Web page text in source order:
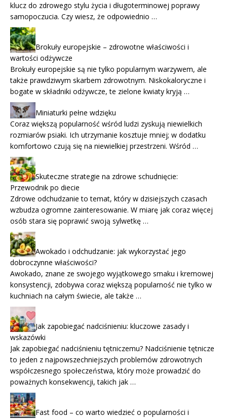
klucz do zdrowego stylu życia i długoterminowej poprawy
samopoczucia. Czy wiesz, że odpowiednio …
Brokuły europejskie – zdrowotne właściwości i
wartości odżywcze
Brokuły europejskie są nie tylko popularnym warzywem, ale
także prawdziwym skarbem zdrowotnym. Niskokaloryczne i
bogate w składniki odżywcze, te zielone kwiaty kryją …
Miniaturki pełne wdzięku
Coraz większą popularność wśród ludzi zyskują niewielkich
rozmiarów psiaki. Ich utrzymanie kosztuje mniej; w dodatku
komfortowo czują się na niewielkiej przestrzeni. Wśród …
Skuteczne strategie na zdrowe schudnięcie:
Przewodnik po diecie
Zdrowe odchudzanie to temat, który w dzisiejszych czasach
wzbudza ogromne zainteresowanie. W miarę jak coraz więcej
osób stara się poprawić swoją sylwetkę …
Awokado i odchudzanie: jak wykorzystać jego
dobroczynne właściwości?
Awokado, znane ze swojego wyjątkowego smaku i kremowej
konsystencji, zdobywa coraz większą popularność nie tylko w
kuchniach na całym świecie, ale także …
Jak zapobiegać nadciśnieniu: kluczowe zasady i
wskazówki
Jak zapobiegać nadciśnieniu tętniczemu? Nadciśnienie tętnicze
to jeden z najpowszechniejszych problemów zdrowotnych
współczesnego społeczeństwa, który może prowadzić do
poważnych konsekwencji, takich jak …
Fast food – co warto wiedzieć o popularności i